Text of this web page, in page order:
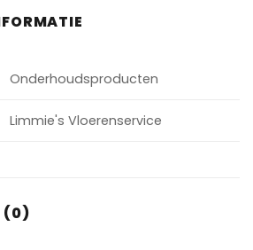
Onderhoudsproducten
Limmie's Vloerenservice
(0)